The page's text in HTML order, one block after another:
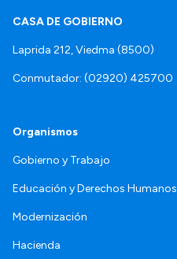
CASA DE GOBIERNO
Laprida 212, Viedma (8500)
Conmutador: (02920) 425700
Organismos
Gobierno y Trabajo
Educación y Derechos Humanos
Modernización
Hacienda